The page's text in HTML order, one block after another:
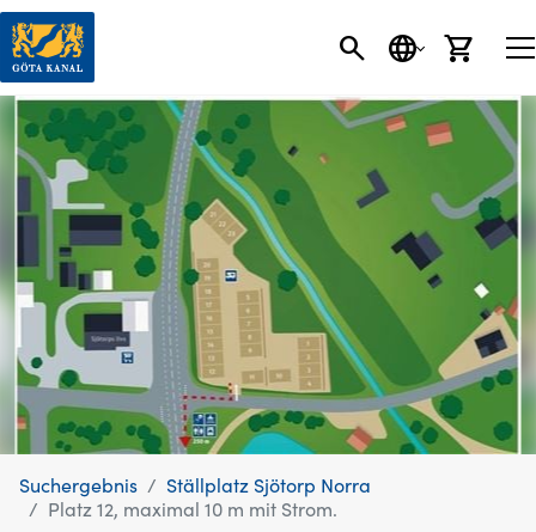
SEARCH
SPRACHE
Suchergebnis
Ställplatz Sjötorp Norra
Platz 12, maximal 10 m mit Strom.